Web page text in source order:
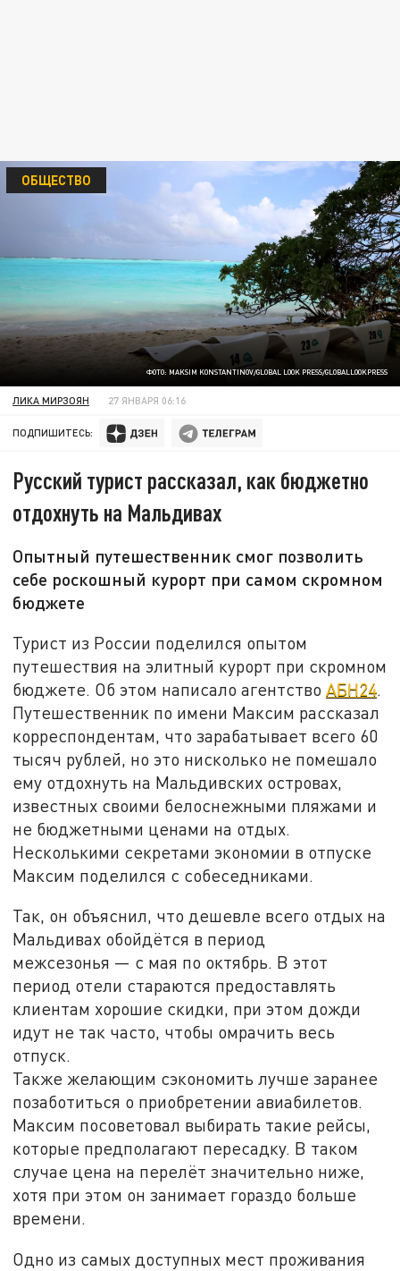
ФОТО: MAKSIM KONSTANTINOV/GLOBAL LOOK PRESS/GLOBALLOOKPRESS
ОБЩЕСТВО
ЛИКА МИРЗОЯН 27 ЯНВАРЯ 06:16
ПОДПИШИТЕСЬ:
Русский турист рассказал, как бюджетно
отдохнуть на Мальдивах
Опытный путешественник смог позволить
себе роскошный курорт при самом скромном
бюджете
Турист из России поделился опытом
путешествия на элитный курорт при скромном
бюджете. Об этом написало агентствоАБН24.
Путешественник по имени Максим рассказал
корреспондентам, что зарабатывает всего 60
тысяч рублей, но это нисколько не помешало
ему отдохнуть на Мальдивских островах,
известных своими белоснежными пляжами и
не бюджетными ценами на отдых.
Несколькими секретами экономии в отпуске
Максим поделился с собеседниками.
Так, он объяснил, что дешевле всего отдых на
Мальдивах обойдётся в период
межсезонья — с мая по октябрь. В этот
период отели стараются предоставлять
клиентам хорошие скидки, при этом дожди
идут не так часто, чтобы омрачить весь
отпуск.
Также желающим сэкономить лучше заранее
позаботиться о приобретении авиабилетов.
Максим посоветовал выбирать такие рейсы,
которые предполагают пересадку. В таком
случае цена на перелёт значительно ниже,
хотя при этом он занимает гораздо больше
времени.
Одно из самых доступных мест проживания